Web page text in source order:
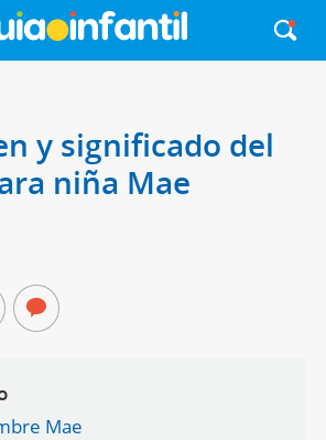
y significado del
niña Mae
Mae